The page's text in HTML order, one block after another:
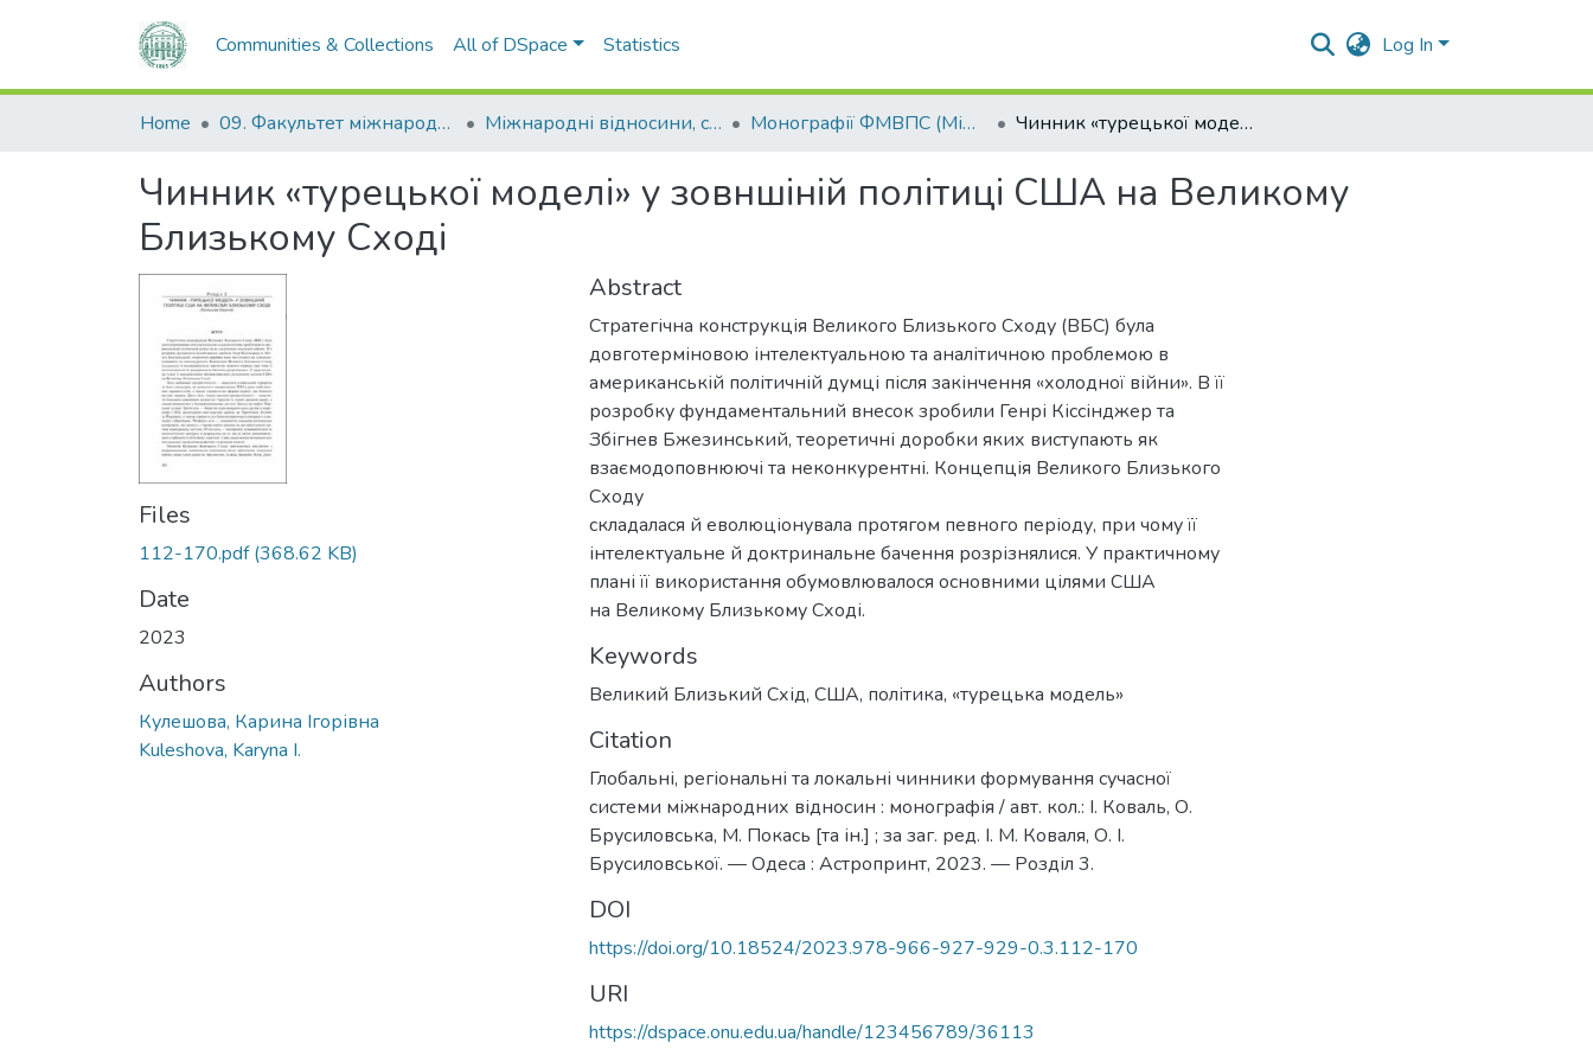
Communities & Collections All of DSpace Statistics Log In
Home 09. Факультет міжнародних відносин, політології та соціології Міжнародні відносини, суспільні комунікації та регіональні студії Монографії ФМВПС (Міжнародні відносини, суспільні комунікації та регіональні студії) Чинник «турецької моделі» у зовншіній політиці США на Великому Близькому Сході
Чинник «турецької моделі» у зовншіній політиці США на Великому
Близькому Сході
Files
112-170.pdf(368.62 KB)
Date
2023
Authors
Кулешова, Карина Ігорівна
Kuleshova, Karyna I.
Abstract
Стратегічна конструкція Великого Близького Сходу (ВБС) була
довготерміновою інтелектуальною та аналітичною проблемою в
американській політичній думці після закінчення «холодної війни». В її
розробку фундаментальний внесок зробили Генрі Кіссінджер та
Збігнев Бжезинський, теоретичні доробки яких виступають як
взаємодоповнюючі та неконкурентні. Концепція Великого Близького
Сходу
складалася й еволюціонувала протягом певного періоду, при чому її
інтелектуальне й доктринальне бачення розрізнялися. У практичному
плані її використання обумовлювалося основними цілями США
на Великому Близькому Сході.
Keywords
Великий Близький Схід, США, політика, «турецька модель»
Citation
Глобальні, регіональні та локальні чинники формування сучасної
системи міжнародних відносин : монографія / авт. кол.: І. Коваль, О.
Брусиловська, М. Покась [та ін.] ; за заг. ред. І. М. Коваля, О. І.
Брусиловської. — Одеса : Астропринт, 2023. — Розділ 3.
DOI
https://doi.org/10.18524/2023.978-966-927-929-0.3.112-170
URI
https://dspace.onu.edu.ua/handle/123456789/36113